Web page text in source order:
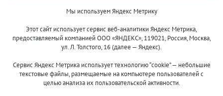
© 2013-2024 "Волжские приманки"
Мы используем Яндекс Метрику
Этот сайт использует сервис веб-аналитики Яндекс Метрика,
предоставляемый компанией ООО «ЯНДЕКС», 119021, Россия, Москва,
ул. Л. Толстого, 16 (далее — Яндекс).
Сервис Яндекс Метрика использует технологию “cookie” — небольшие
текстовые файлы, размещаемые на компьютере пользователей с
целью анализа их пользовательской активности.